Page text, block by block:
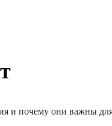
и почему они важны